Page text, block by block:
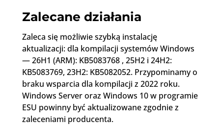
Zalecane działania
Zaleca się możliwie szybką instalację
aktualizacji: dla kompilacji systemów Windows
— 26H1 (ARM): KB5083768 , 25H2 i 24H2:
KB5083769, 23H2: KB5082052. Przypominamy o
braku wsparcia dla kompilacji z 2022 roku.
Windows Server oraz Windows 10 w programie
ESU powinny być aktualizowane zgodnie z
zaleceniami producenta.